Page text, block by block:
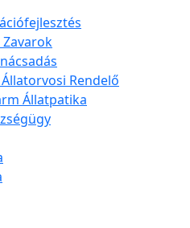
Rendelő
Állatpatika